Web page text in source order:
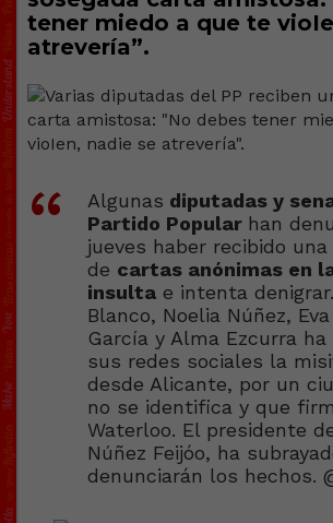
tener miedo a que te
atrevería”.
Algunas diputadas y
Partido Popular han
jueves haber recibido una
de cartas anónimas en
insulta e intenta
Blanco, Noelia Núñez,
García y Alma Ezcurra
sus redes sociales la
desde Alicante, por un
no se identifica y que
Waterloo. El presidente
Núñez Feijóo, ha
denunciarán los hechos.